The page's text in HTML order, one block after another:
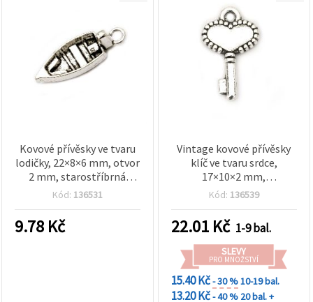
Kovové přívěsky ve tvaru
lodičky, 22×8×6 mm, otvor
2 mm, starostříbrná
barva, sada 5 ks – pro
Kód: 136531
9.78 Kč
Vintage kovové přívěsky
klíč ve tvaru srdce,
17×10×2 mm,
starostříbrná barva,
a DIY tvoření
Kód: 136539
22.01 Kč 1-9 bal.
SLEVY
PRO MNOŽSTVÍ
15.40 Kč- 30 %10-19 bal.
13.20 Kč- 40 % 20 bal. +